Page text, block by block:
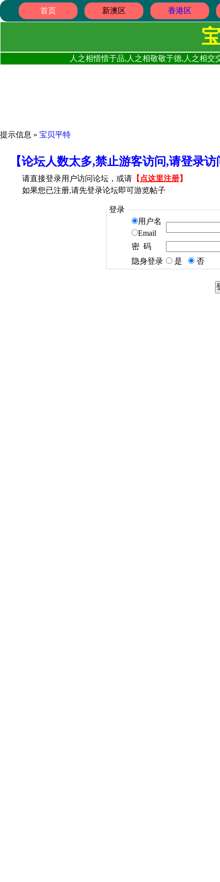
首页 新澳区 香港区
人之相惜惜于品,人之相敬敬于德,人之相
提示信息 » 宝贝平特
【论坛人数太多,禁止游客访问,请登录
请直接登录用户访问论坛，或请 【 点这里注册】
如果您已注册,请先登录论坛即可游览帖子
登录
用户名
Email
密 码
隐身登录
是 否